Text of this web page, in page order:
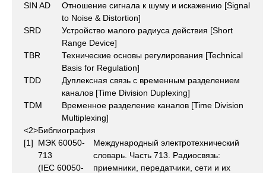
SIN AD
Отношение сигнала к шуму и искажению [Signal
to Noise & Distortion]
SRD
Устройство малого радиуса действия [Short
Range Device]
TBR
Технические основы регулирования [Technical
Basis for Regulation]
TDD
Дуплексная связь с временным разделением
каналов [Time Division Duplexing]
TDM
Временное разделение каналов [Time Division
Multiplexing]
<2>Библиография
[1]
МЭК 60050-
713
(IEC 60050-
Международный электротехнический
словарь. Часть 713. Радиосвязь:
приемники, передатчики, сети и их